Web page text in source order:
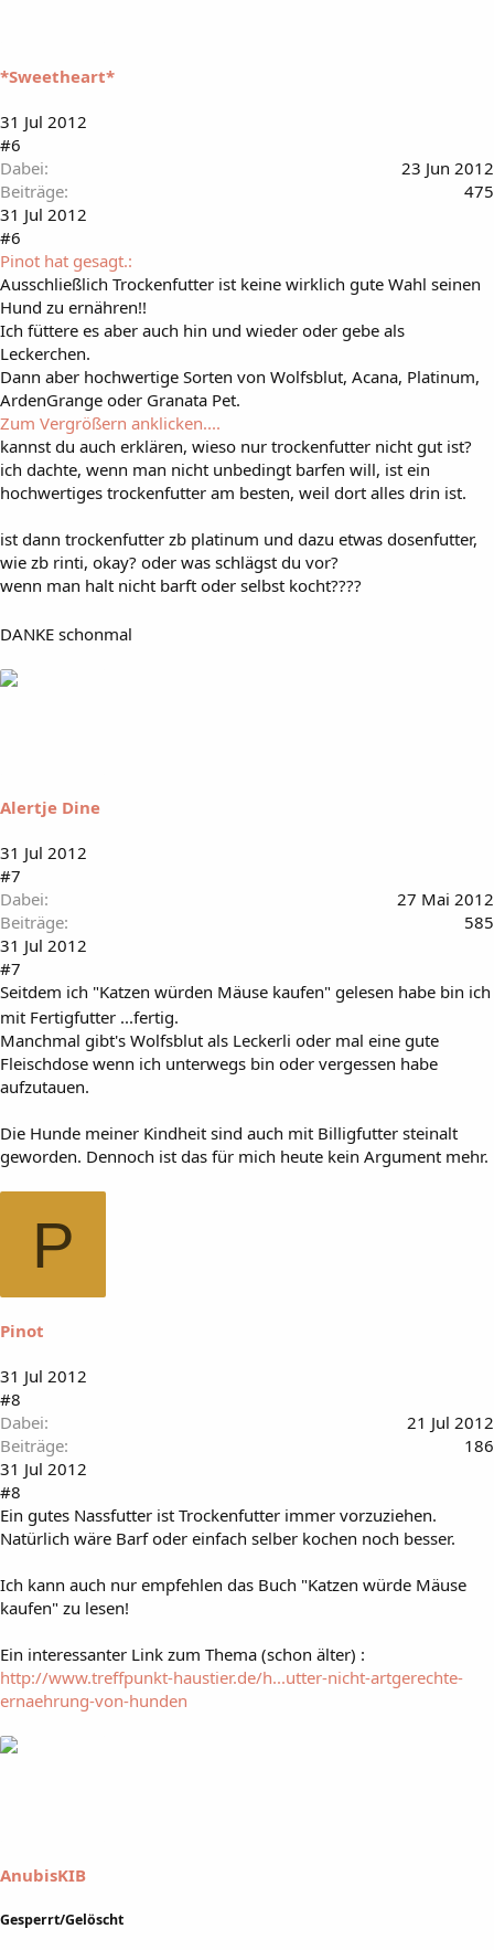
*Sweetheart*
31 Jul 2012
#6
Dabei
23 Jun 2012
Beiträge
475
31 Jul 2012
#6
Pinot hat gesagt.:
Ausschließlich Trockenfutter ist keine wirklich gute Wahl seinen
Hund zu ernähren!!
Ich füttere es aber auch hin und wieder oder gebe als
Leckerchen.
Dann aber hochwertige Sorten von Wolfsblut, Acana, Platinum,
ArdenGrange oder Granata Pet.
Zum Vergrößern anklicken....
kannst du auch erklären, wieso nur trockenfutter nicht gut ist?
ich dachte, wenn man nicht unbedingt barfen will, ist ein
hochwertiges trockenfutter am besten, weil dort alles drin ist.
ist dann trockenfutter zb platinum und dazu etwas dosenfutter,
wie zb rinti, okay? oder was schlägst du vor?
wenn man halt nicht barft oder selbst kocht????
DANKE schonmal
Alertje Dine
31 Jul 2012
#7
Dabei
27 Mai 2012
Beiträge
585
31 Jul 2012
#7
Seitdem ich "Katzen würden Mäuse kaufen" gelesen habe bin ich
mit Fertigfutter ...fertig.
Manchmal gibt's Wolfsblut als Leckerli oder mal eine gute
Fleischdose wenn ich unterwegs bin oder vergessen habe
aufzutauen.
Die Hunde meiner Kindheit sind auch mit Billigfutter steinalt
geworden. Dennoch ist das für mich heute kein Argument mehr.
P
Pinot
31 Jul 2012
#8
Dabei
21 Jul 2012
Beiträge
186
31 Jul 2012
#8
Ein gutes Nassfutter ist Trockenfutter immer vorzuziehen.
Natürlich wäre Barf oder einfach selber kochen noch besser.
Ich kann auch nur empfehlen das Buch "Katzen würde Mäuse
kaufen" zu lesen!
Ein interessanter Link zum Thema (schon älter) :
http://www.treffpunkt-haustier.de/h...utter-nicht-artgerechte-
ernaehrung-von-hunden
AnubisKIB
Gesperrt/Gelöscht